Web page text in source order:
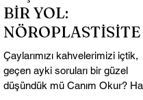
BİR YOL:
NÖROPLASTİSİTE
Çaylarımızı kahvelerimizi içtik,
geçen ayki soruları bir güzel
düşündük mü Canım Okur?